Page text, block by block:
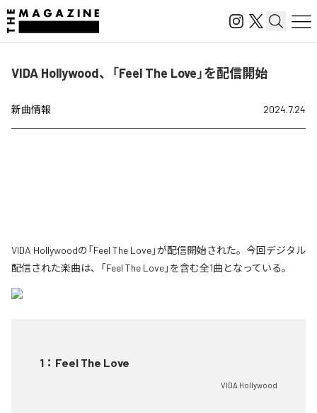
VIDA Hollywood、「Feel The Love」を配信開始
新曲情報 2024.7.24
VIDA Hollywoodの「Feel The Love」が配信開始された。今回デジタル
配信された楽曲は、「Feel The Love」を含む全1曲となっている。
1 ： Feel The Love
VIDA Hollywood